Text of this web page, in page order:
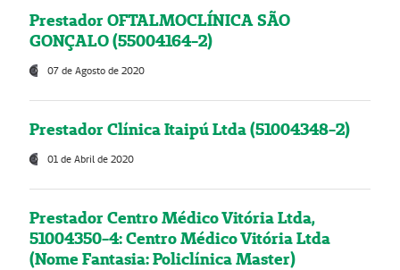
Prestador OFTALMOCLÍNICA SÃO
GONÇALO (55004164-2)
07 de Agosto de 2020
Prestador Clínica Itaipú Ltda (51004348-2)
01 de Abril de 2020
Prestador Centro Médico Vitória Ltda,
51004350-4: Centro Médico Vitória Ltda
(Nome Fantasia: Policlínica Master)